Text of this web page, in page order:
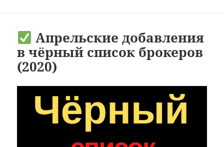
Апрельские добавления
в чёрный список брокеров
(2020)